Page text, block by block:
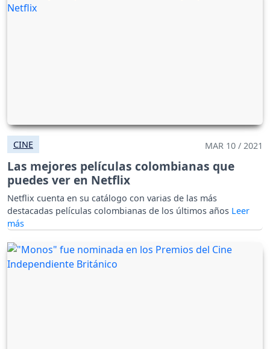
CINE MAR 10 / 2021
Las mejores películas colombianas que
puedes ver en Netflix
Netflix cuenta en su catálogo con varias de las más
destacadas películas colombianas de los últimos años